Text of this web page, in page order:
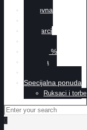
Naslovna
Muškarci
Sniženo %
O nama
Specijalna ponuda
Ruksaci i torbe
0